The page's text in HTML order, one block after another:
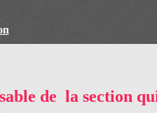
de la section